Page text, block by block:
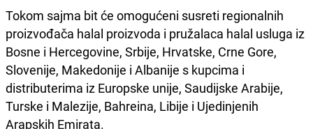
Tokom sajma bit će omogućeni susreti regionalnih
proizvođača halal proizvoda i pružalaca halal usluga iz
Bosne i Hercegovine, Srbije, Hrvatske, Crne Gore,
Slovenije, Makedonije i Albanije s kupcima i
distributerima iz Europske unije, Saudijske Arabije,
Turske i Malezije, Bahreina, Libije i Ujedinjenih
Arapskih Emirata.